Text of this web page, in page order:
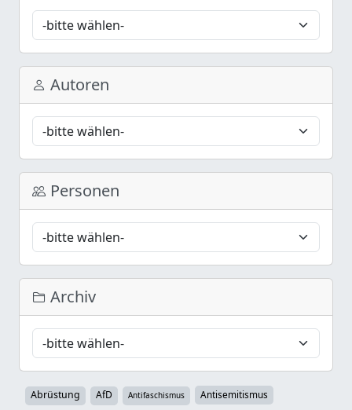
Autoren
Personen
Archiv
Abrüstung AfD Antifaschismus Antisemitismus